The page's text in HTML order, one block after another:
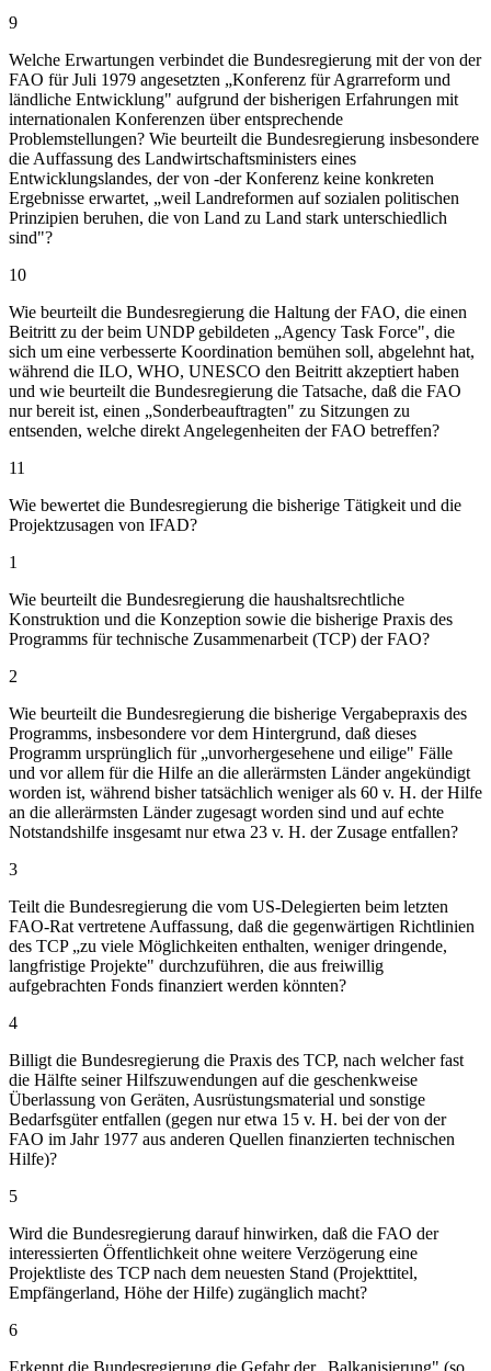
9
Welche Erwartungen verbindet die Bundesregierung mit der von der
FAO für Juli 1979 angesetzten „Konferenz für Agrarreform und
ländliche Entwicklung" aufgrund der bisherigen Erfahrungen mit
internationalen Konferenzen über entsprechende
Problemstellungen? Wie beurteilt die Bundesregierung insbesondere
die Auffassung des Landwirtschaftsministers eines
Entwicklungslandes, der von -der Konferenz keine konkreten
Ergebnisse erwartet, „weil Landreformen auf sozialen politischen
Prinzipien beruhen, die von Land zu Land stark unterschiedlich
sind"?
10
Wie beurteilt die Bundesregierung die Haltung der FAO, die einen
Beitritt zu der beim UNDP gebildeten „Agency Task Force", die
sich um eine verbesserte Koordination bemühen soll, abgelehnt hat,
während die ILO, WHO, UNESCO den Beitritt akzeptiert haben
und wie beurteilt die Bundesregierung die Tatsache, daß die FAO
nur bereit ist, einen „Sonderbeauftragten" zu Sitzungen zu
entsenden, welche direkt Angelegenheiten der FAO betreffen?
11
Wie bewertet die Bundesregierung die bisherige Tätigkeit und die
Projektzusagen von IFAD?
1
Wie beurteilt die Bundesregierung die haushaltsrechtliche
Konstruktion und die Konzeption sowie die bisherige Praxis des
Programms für technische Zusammenarbeit (TCP) der FAO?
2
Wie beurteilt die Bundesregierung die bisherige Vergabepraxis des
Programms, insbesondere vor dem Hintergrund, daß dieses
Programm ursprünglich für „unvorhergesehene und eilige" Fälle
und vor allem für die Hilfe an die allerärmsten Länder angekündigt
worden ist, während bisher tatsächlich weniger als 60 v. H. der Hilfe
an die allerärmsten Länder zugesagt worden sind und auf echte
Notstandshilfe insgesamt nur etwa 23 v. H. der Zusage entfallen?
3
Teilt die Bundesregierung die vom US-Delegierten beim letzten
FAO-Rat vertretene Auffassung, daß die gegenwärtigen Richtlinien
des TCP „zu viele Möglichkeiten enthalten, weniger dringende,
langfristige Projekte" durchzuführen, die aus freiwillig
aufgebrachten Fonds finanziert werden könnten?
4
Billigt die Bundesregierung die Praxis des TCP, nach welcher fast
die Hälfte seiner Hilfszuwendungen auf die geschenkweise
Überlassung von Geräten, Ausrüstungsmaterial und sonstige
Bedarfsgüter entfallen (gegen nur etwa 15 v. H. bei der von der
FAO im Jahr 1977 aus anderen Quellen finanzierten technischen
Hilfe)?
5
Wird die Bundesregierung darauf hinwirken, daß die FAO der
interessierten Öffentlichkeit ohne weitere Verzögerung eine
Projektliste des TCP nach dem neuesten Stand (Projekttitel,
Empfängerland, Höhe der Hilfe) zugänglich macht?
6
Erkennt die Bundesregierung die Gefahr der „Balkanisierung" (so